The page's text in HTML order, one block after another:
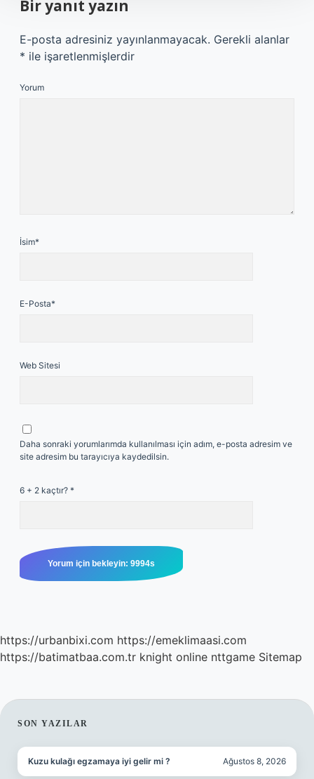
Bir yanıt yazın
E-posta adresiniz yayınlanmayacak. Gerekli alanlar
* ile işaretlenmişlerdir
Yorum
İsim*
E-Posta*
Web Sitesi
Daha sonraki yorumlarımda kullanılması için adım, e-posta adresim ve
site adresim bu tarayıcıya kaydedilsin.
6 + 2 kaçtır? *
https://urbanbixi.com https://emeklimaasi.com
https://batimatbaa.com.tr knight online nttgame Sitemap
SIDEBAR
SON YAZILAR
Kuzu kulağı egzamaya iyi gelir mi ? Ağustos 8, 2026